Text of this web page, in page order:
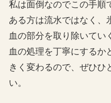
私は面倒なのでこの手順
ある方は流水ではなく、
血の部分を取り除いてい
血の処理を丁寧にするか
きく変わるので、ぜひひ
い。